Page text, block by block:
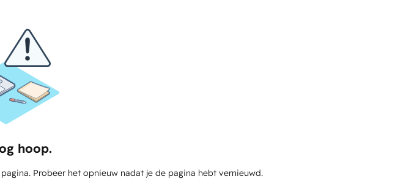
hoop.
Probeer het opnieuw nadat je de pagina hebt vernieuwd.